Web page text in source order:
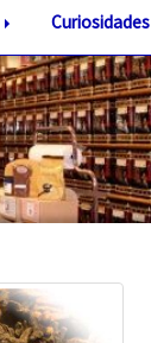
Curiosidades